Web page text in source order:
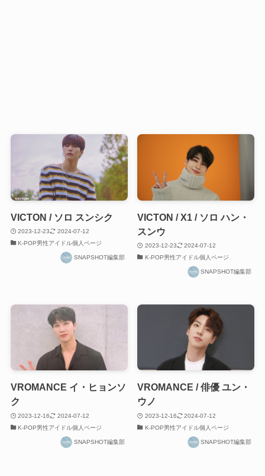
VICTON / ソロ スンシク
2023-12-23
2024-07-12
K-POP男性アイドル個人ページ
SNAPSHOT編集部
VICTON / X1 / ソロ ハン・
スンウ
2023-12-23
2024-07-12
K-POP男性アイドル個人ページ
SNAPSHOT編集部
VROMANCE イ・ヒョンソ
ク
2023-12-16
2024-07-12
K-POP男性アイドル個人ページ
SNAPSHOT編集部
VROMANCE / 俳優 ユン・
ウノ
2023-12-16
2024-07-12
K-POP男性アイドル個人ページ
SNAPSHOT編集部